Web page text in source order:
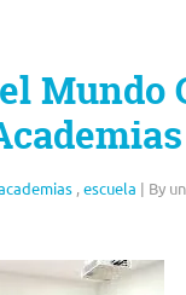
Mundo
,escuela | By